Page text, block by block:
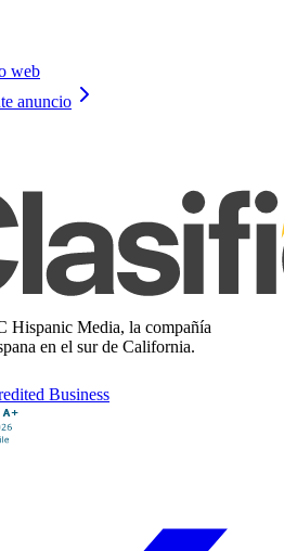
web
anuncio
Hispanic Media, la compañía
en el sur de California.
Business